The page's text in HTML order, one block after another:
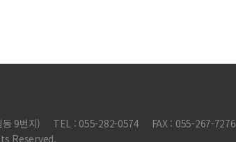
9번지) TEL : 055-282-0574
FAX : 055-267-7276
Reserved.